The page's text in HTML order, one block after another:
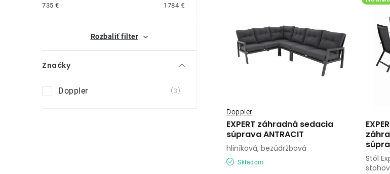
n
ý
p
a
n
e
735 € 1784 €
Rozbaliť filter
Značky
Doppler 3
e
o
d
u
o
d
u
EXPERT záhradná sedacia
súprava ANTRACIT
Doppler
Skladom
hliníková, bezúdržbová
Stôl